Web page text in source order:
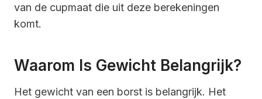
van de cupmaat die uit deze berekeningen
komt.
Waarom Is Gewicht Belangrijk?
Het gewicht van een borst is belangrijk. Het